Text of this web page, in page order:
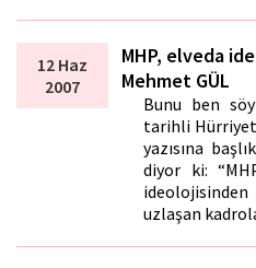
12 Haz
2007
MHP, elveda
Mehmet GÜL
Bunu ben
tarihli
yazısına
diyor ki:
uzlaşan